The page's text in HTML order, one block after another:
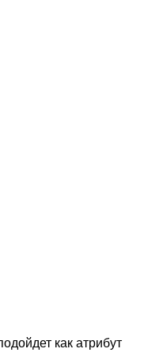
как атрибут